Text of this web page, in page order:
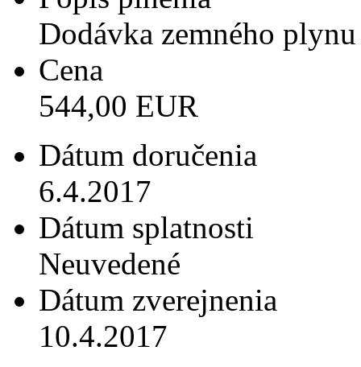
Dodávka zemného plynu
Cena
544,00 EUR
Dátum doručenia
6.4.2017
Dátum splatnosti
Neuvedené
Dátum zverejnenia
10.4.2017